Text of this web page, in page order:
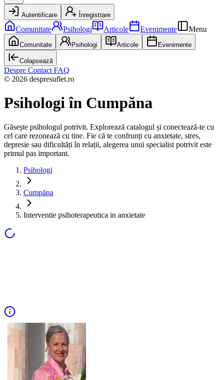
Autentificare Înregistrare
Comunitate Psihologi Articole Evenimente Menu
Comunitate Psihologi Articole Evenimente
Colapsează
Despre Contact FAQ
© 2026 despresuflet.ro
Psihologiîn Cumpăna
Găsește psihologul potrivit. Explorează catalogul și conectează-te cu
cel care rezonează cu tine. Fie că te confrunți cu anxietate, stres,
depresie sau dificultăți în relații, alegerea unui specialist potrivit este
primul pas important.
Psihologi
Cumpăna
Interventie psihoterapeutica in anxietate